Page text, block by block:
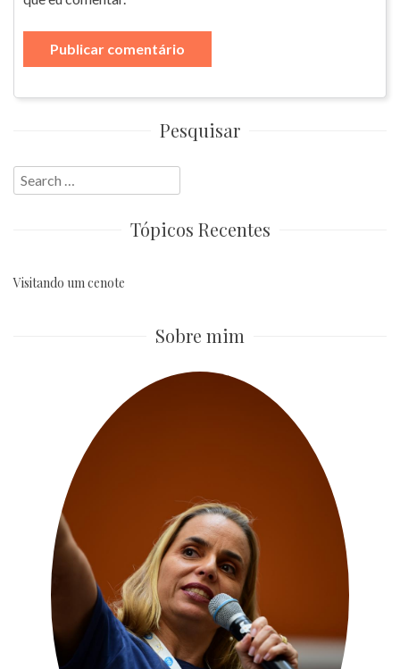
Pesquisar
Search
for:
Tópicos Recentes
Visitando um cenote
Sobre mim